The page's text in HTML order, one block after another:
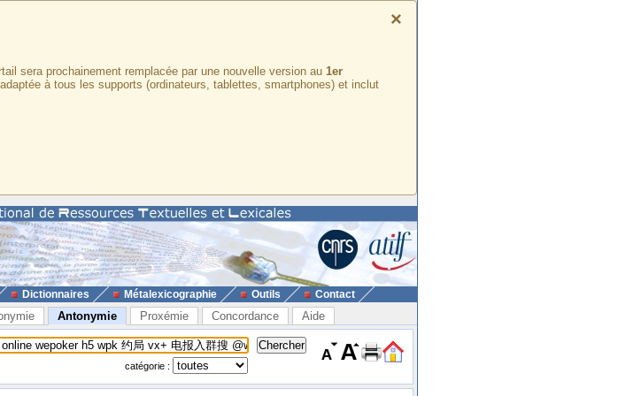
×
sera prochainement remplacée par une nouvelle version au 1er
à tous les supports (ordinateurs, tablettes, smartphones) et inclut
Dictionnaires Métalexicographie Outils Contact
Antonymie Proxémie Concordance Aide
catégorie :